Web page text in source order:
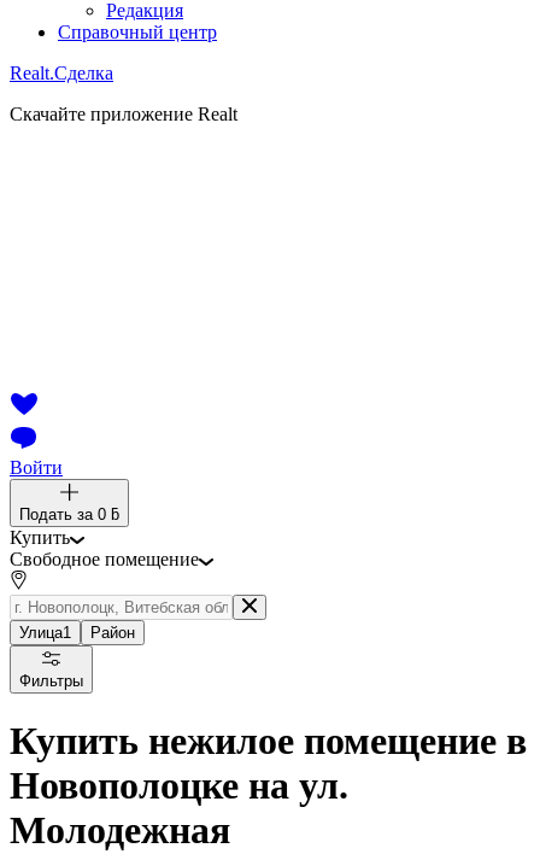
Редакция
Справочный центр
Realt.Сделка
Скачайте приложение Realt
Войти
Подать за 0 ƃ
Купить
Свободное помещение
Улица1 Район
Фильтры
Купить нежилое помещение в
Новополоцке на ул.
Молодежная